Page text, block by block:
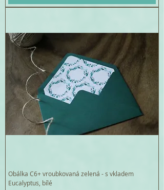
Obálka C6+ vroubkovaná zelená - s vkladem
Eucalyptus, bílé